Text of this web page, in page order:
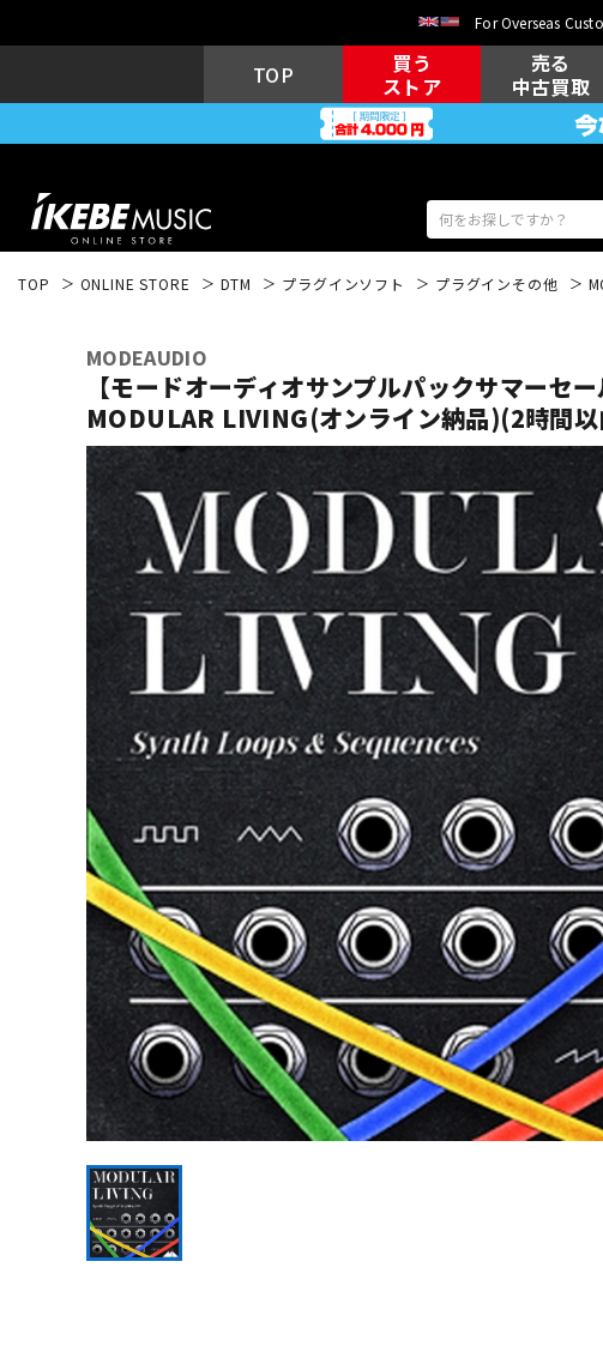
For Overseas
TOP
買う
ストア
売る
中古買取
キーボード 電子ピアノ
DJ機器 DTM
中古 ヴィンテージ
TOP ONLINE STORE DTM プラグインソフト プラグインその他
MODEAUDIO
【モードオーディオサンプルパックサマーセー
MODULAR LIVING(オンライン納品)(2時間